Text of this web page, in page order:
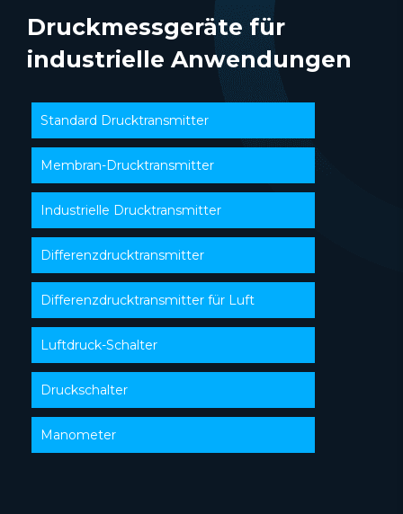
Druckmessgeräte für
industrielle Anwendungen
Standard Drucktransmitter
Membran-Drucktransmitter
Industrielle Drucktransmitter
Differenzdrucktransmitter
Differenzdrucktransmitter für Luft
Luftdruck-Schalter
Druckschalter
Manometer